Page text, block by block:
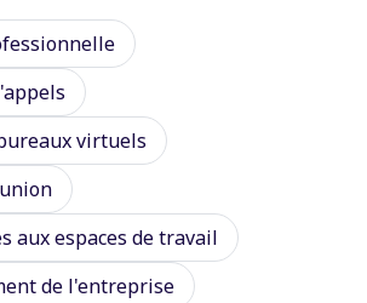
virtuels
aux espaces de travail
de l'entreprise